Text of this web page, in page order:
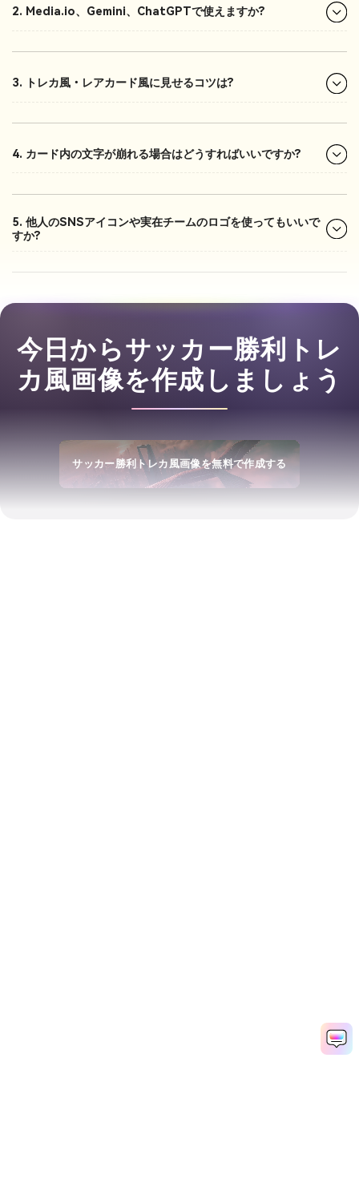
2. Media.io、Gemini、ChatGPTで使えますか?
3. トレカ風・レアカード風に見せるコツは?
4. カード内の文字が崩れる場合はどうすればいいですか?
5. 他人のSNSアイコンや実在チームのロゴを使ってもいいで
すか?
今日からサッカー勝利トレ
カ風画像を作成しましょう
サッカー勝利トレカ風画像を無料で作成する